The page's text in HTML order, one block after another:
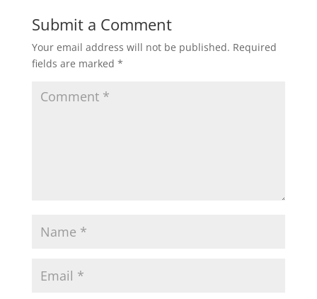
Submit a Comment
Your email address will not be published. Required
fields are marked *